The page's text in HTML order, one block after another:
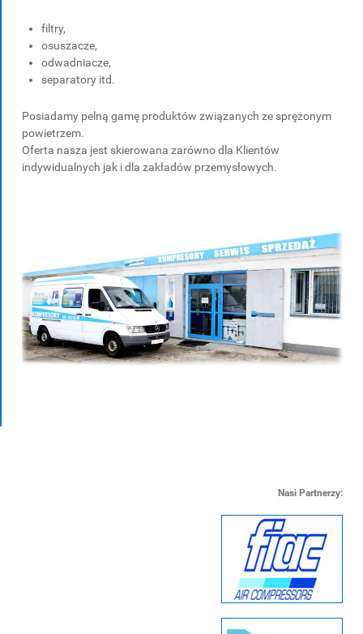
filtry,
osuszacze,
odwadniacze,
separatory itd.
Posiadamy pelną gamę produktów związanych ze sprężonym
powietrzem.
Oferta nasza jest skierowana zarówno dla Klientów
indywidualnych jak i dla zakładów przemysłowych.
Nasi Partnerzy: